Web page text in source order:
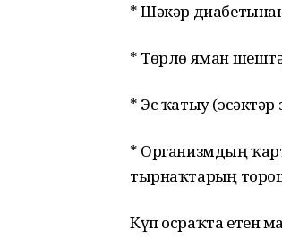
* Шәкәр
* Төрлө яман
* Эс ҡатыу
* Организмдың
тырнаҡтарҙың
Күп осраҡта етен